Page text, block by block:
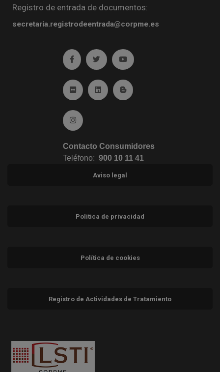
Registro de entrada de documentos:
secretaria.registrodeentrada@corpme.es
Ir a facebook (abre en ventana nueva)
Ir a twitter (abre en ventana nueva)
Ir a YouTube (abre en
Ir a Flickr (abre en ventana nueva)
Ir a Linkedin (abre en ventana nueva)
Ir al Blog (abre en ventana
Ir a Instagram (abre en ventana nueva)
Contacto Consumidores
Teléfono: 900 10 11 41
Aviso legal
Política de privacidad
Política de cookies
Registro de Actividades de Tratamiento